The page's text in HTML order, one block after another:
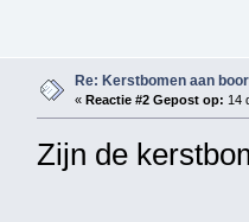
Re: Kerstbomen aan
« Reactie #2 Gepost op: 14
Zijn de